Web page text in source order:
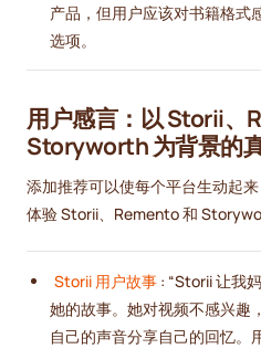
产品，但用户应该对书籍格式
选项。
用户感言：以 Storii、
Storyworth 为背景的
添加推荐可以使每个平台生动起
体验 Storii、Remento 和
Storii 用户故事 : “Storii 让我
她的故事。她对视频不感兴趣
自己的声音分享自己的回忆。